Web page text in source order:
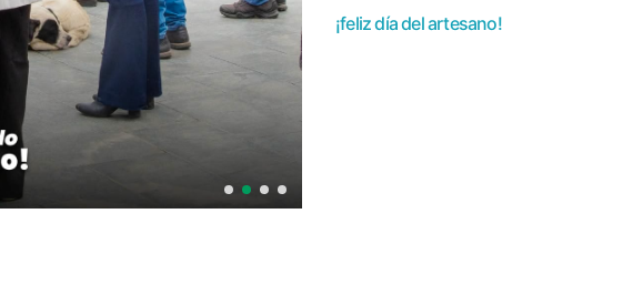
¡feliz día del artesano!